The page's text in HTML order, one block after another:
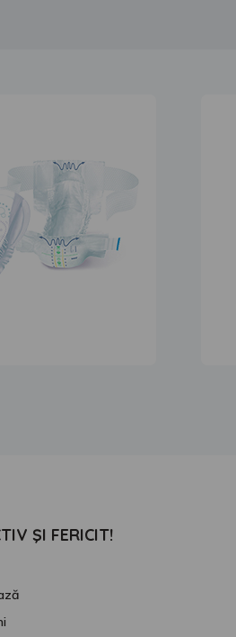
ŞI FERICIT!